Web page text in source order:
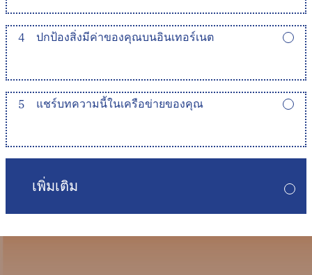
4 ปกป้องสิ่งมีค่าของคุณบนอินเทอร์เนต
5 แชร์บทความนี้ในเครือข่ายของคุณ
เพิ่มเติม